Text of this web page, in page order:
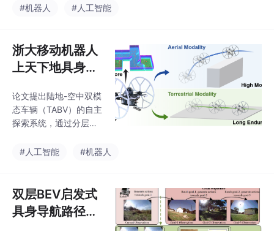
任务上的改进提供了重
机器人在真实世界中的
数据集，通过实验验证
了模型的有效性和泛化
能力！
#机器人 #人工智能
浙大移动机器人
上天下地具身导
空双模态车辆的
自主探索
论文提出陆地-空中双模
态车辆（TABV）的自主
探索系统，通过分层框
卡洛树搜索（BM-MCT
切换模态以最大化信息
增益！
#人工智能 #机器人
双层BEV启发式
具身导航路径规